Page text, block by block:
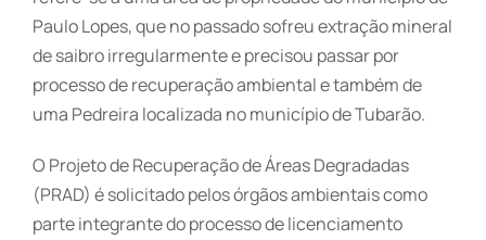
Paulo Lopes, que no passado sofreu extração mineral
de saibro irregularmente e precisou passar por
processo de recuperação ambiental e também de
uma Pedreira localizada no município de Tubarão.
O Projeto de Recuperação de Áreas Degradadas
(PRAD) é solicitado pelos órgãos ambientais como
parte integrante do processo de licenciamento